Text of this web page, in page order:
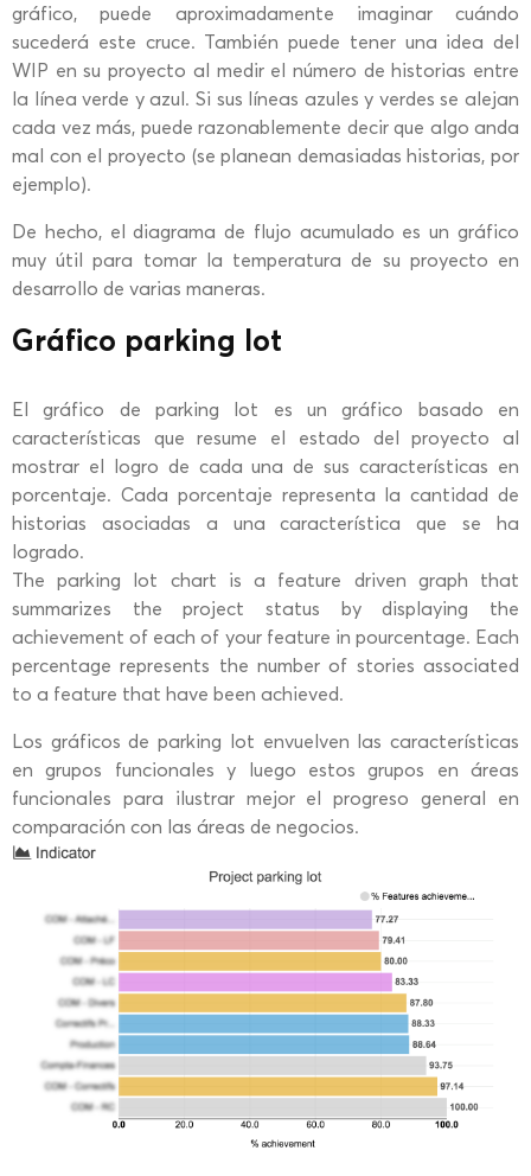
gráfico, puede aproximadamente imaginar cuándo
sucederá este cruce. También puede tener una idea del
WIP en su proyecto al medir el número de historias entre
la línea verde y azul. Si sus líneas azules y verdes se alejan
cada vez más, puede razonablemente decir que algo anda
mal con el proyecto (se planean demasiadas historias, por
ejemplo).
De hecho, el diagrama de flujo acumulado es un gráfico
muy útil para tomar la temperatura de su proyecto en
desarrollo de varias maneras.
Gráfico parking lot
El gráfico de parking lot es un gráfico basado en
características que resume el estado del proyecto al
mostrar el logro de cada una de sus características en
porcentaje. Cada porcentaje representa la cantidad de
historias asociadas a una característica que se ha
logrado.
The parking lot chart is a feature driven graph that
summarizes the project status by displaying the
achievement of each of your feature in pourcentage. Each
percentage represents the number of stories associated
to a feature that have been achieved.
Los gráficos de parking lot envuelven las características
en grupos funcionales y luego estos grupos en áreas
funcionales para ilustrar mejor el progreso general en
comparación con las áreas de negocios.